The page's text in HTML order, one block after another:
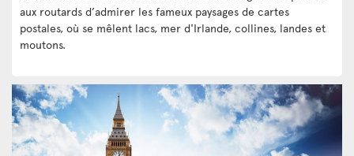
aux routards d’admirer les fameux paysages de cartes
postales, où se mêlent lacs, mer d'Irlande, collines, landes et
moutons.